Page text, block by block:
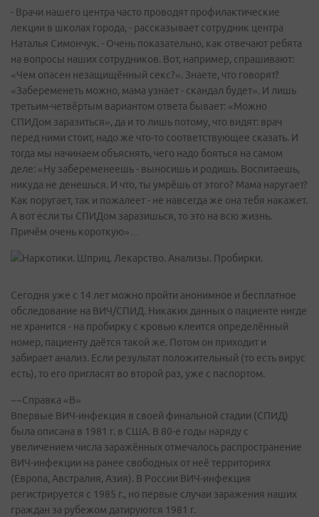
- Врачи нашего центра часто проводят профилактические
лекции в школах города, - рассказывает сотрудник центра
Наталья Симончук. - Очень показательно, как отвечают ребята
на вопросы наших сотрудников. Вот, например, спрашивают:
«Чем опасен незащищённый секс?». Знаете, что говорят?
«Забеременеть можно, мама узнает - скандал будет». И лишь
третьим-четвёртым вариантом ответа бывает: «Можно
СПИДом заразиться», да и то лишь потому, что видят: врач
перед ними стоит, надо же что-то соответствующее сказать. И
тогда мы начинаем объяснять, чего надо бояться на самом
деле: «Ну забеременеешь - выносишь и родишь. Воспитаешь,
никуда не денешься. И что, ты умрёшь от этого? Мама наругает?
Как поругает, так и пожалеет - не навсегда же она тебя накажет.
А вот если ты СПИДом заразишься, то это на всю жизнь.
Причём очень короткую»…
Сегодня уже с 14 лет можно пройти анонимное и бесплатное
обследование на ВИЧ/СПИД. Никаких данных о пациенте нигде
не хранится - на пробирку с кровью клеится определённый
номер, пациенту даётся такой же. Потом он приходит и
забирает анализ. Если результат положительный (то есть вирус
есть), то его пригласят во второй раз, уже с паспортом.
~~Справка «В»
Впервые ВИЧ-инфекция в своей финальной стадии (СПИД)
была описана в 1981 г. в США. В 80-е годы наряду с
увеличением числа заражённых отмечалось распространение
ВИЧ-инфекции на ранее свободных от неё территориях
(Европа, Австралия, Азия). В России ВИЧ-инфекция
регистрируется с 1985 г., но первые случаи заражения наших
граждан за рубежом датируются 1981 г.